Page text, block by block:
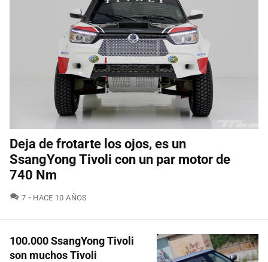
Deja de frotarte los ojos, es un
SsangYong Tivoli con un par motor de
740 Nm
7 COMENTARIOS
HACE 10 AÑOS
100.000 SsangYong Tivoli
son muchos Tivoli